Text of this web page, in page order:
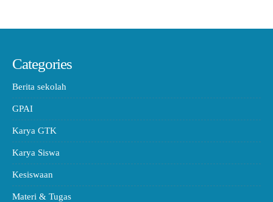
Categories
Berita sekolah
GPAI
Karya GTK
Karya Siswa
Kesiswaan
Materi & Tugas